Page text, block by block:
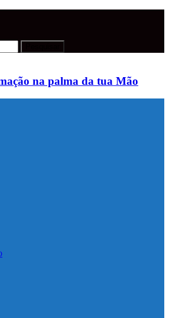
na palma da tua Mão